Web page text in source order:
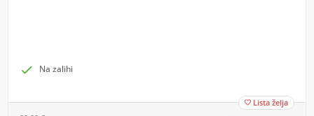
 Na zalihi
 Lista želja